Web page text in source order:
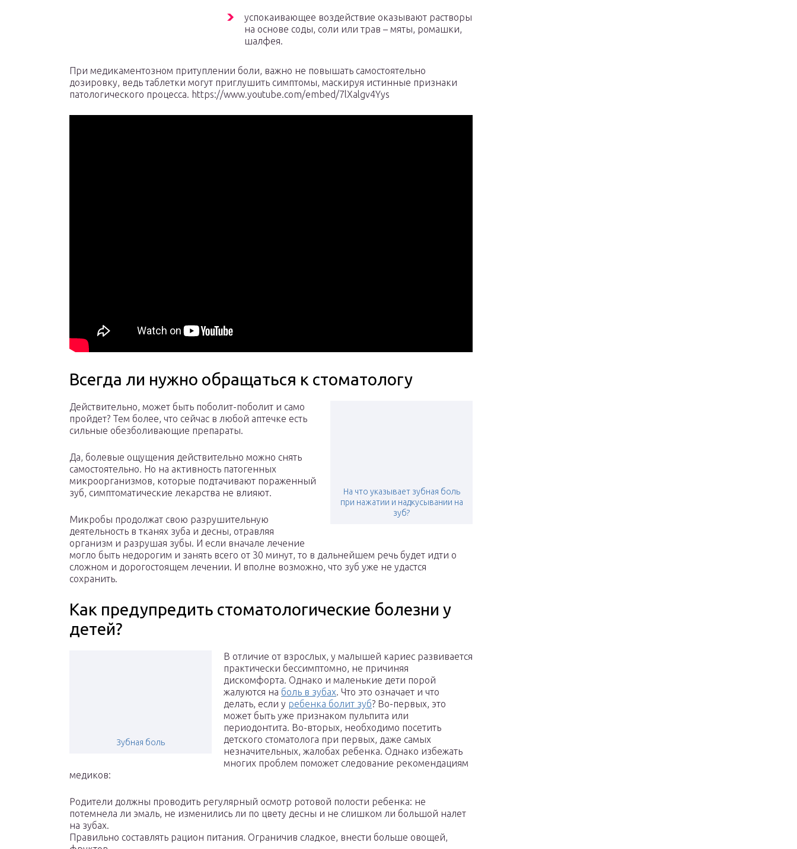
успокаивающее воздействие оказывают растворы
на основе соды, соли или трав – мяты, ромашки,
шалфея.
При медикаментозном притуплении боли, важно не повышать самостоятельно
дозировку, ведь таблетки могут приглушить симптомы, маскируя истинные признаки
патологического процесса. https://www.youtube.com/embed/7lXalgv4Yys
Всегда ли нужно обращаться к стоматологу
На что указывает зубная боль
при нажатии и надкусывании на
зуб?
Действительно, может быть поболит-поболит и само
пройдет? Тем более, что сейчас в любой аптечке есть
сильные обезболивающие препараты.
Да, болевые ощущения действительно можно снять
самостоятельно. Но на активность патогенных
микроорганизмов, которые подтачивают пораженный
зуб, симптоматические лекарства не влияют.
Микробы продолжат свою разрушительную
деятельность в тканях зуба и десны, отравляя
организм и разрушая зубы. И если вначале лечение
могло быть недорогим и занять всего от 30 минут, то в дальнейшем речь будет идти о
сложном и дорогостоящем лечении. И вполне возможно, что зуб уже не удастся
сохранить.
Как предупредить стоматологические болезни у
детей?
Зубная боль
В отличие от взрослых, у малышей кариес развивается
практически бессимптомно, не причиняя
дискомфорта. Однако и маленькие дети порой
жалуются на боль в зубах. Что это означает и что
делать, если у ребенка болит зуб? Во-первых, это
может быть уже признаком пульпита или
периодонтита. Во-вторых, необходимо посетить
детского стоматолога при первых, даже самых
незначительных, жалобах ребенка. Однако избежать
многих проблем поможет следование рекомендациям
медиков:
Родители должны проводить регулярный осмотр ротовой полости ребенка: не
потемнела ли эмаль, не изменились ли по цвету десны и не слишком ли большой налет
на зубах.
Правильно составлять рацион питания. Ограничив сладкое, внести больше овощей,